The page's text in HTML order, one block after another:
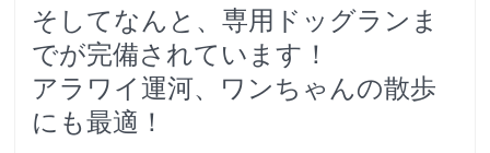
そしてなんと、専用ドッグランま
でが完備されています！
アラワイ運河、ワンちゃんの散歩
にも最適！